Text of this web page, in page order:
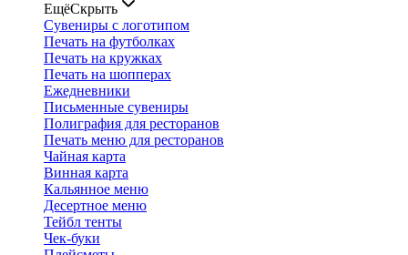
ЕщёСкрыть
Сувениры с логотипом
Печать на футболках
Печать на кружках
Печать на шопперах
Ежедневники
Письменные сувениры
Полиграфия для ресторанов
Печать меню для ресторанов
Чайная карта
Винная карта
Кальянное меню
Десертное меню
Тейбл тенты
Чек-буки